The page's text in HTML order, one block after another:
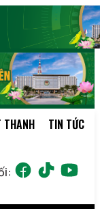
THANH TIN TỨC